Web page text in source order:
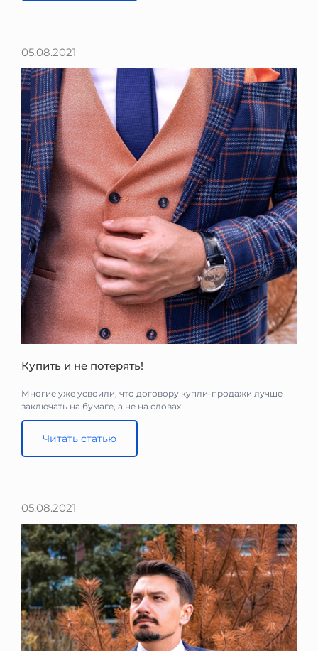
05.08.2021
Купить и не потерять!
Многие уже усвоили, что договору купли-продажи лучше
заключать на бумаге, а не на словах.
Читать статью
05.08.2021